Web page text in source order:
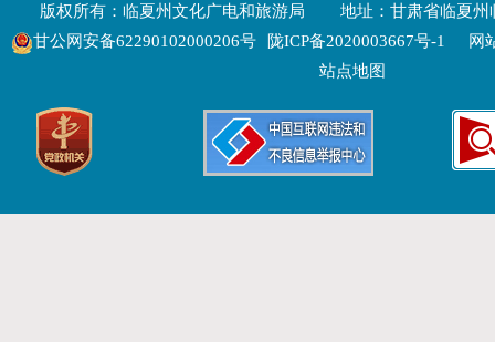
版权所有：临夏州文化广电和旅游局
地址：甘肃省临夏州
甘公网安备62290102000206号
陇ICP备2020003667号-1
网
站点地图